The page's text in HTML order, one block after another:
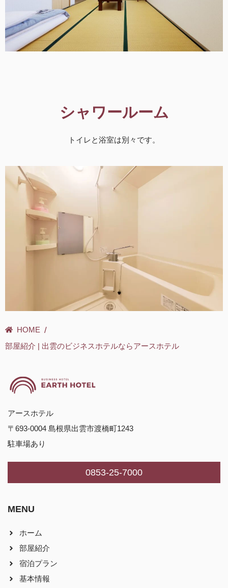
シャワールーム
トイレと浴室は別々です。
HOME /
部屋紹介 | 出雲のビジネスホテルならアースホテル
アースホテル
〒693-0004 島根県出雲市渡橋町1243
駐車場あり
0853-25-7000
MENU
ホーム
部屋紹介
宿泊プラン
基本情報